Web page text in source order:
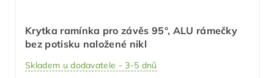
Krytka ramínka pro závěs 95°, ALU rámečky
bez potisku naložené nikl
Skladem u dodavatele - 3-5 dnů